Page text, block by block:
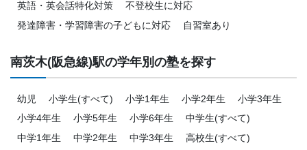
英語・英会話特化対策
不登校生に対応
発達障害・学習障害の子どもに対応
自習室あり
南茨木(阪急線)駅の学年別の塾を探す
幼児 小学生(すべて) 小学1年生 小学2年生
小学3年生
小学4年生
小学5年生 小学6年生
中学生(すべて)
中学1年生
中学2年生 中学3年生
高校生(すべて)